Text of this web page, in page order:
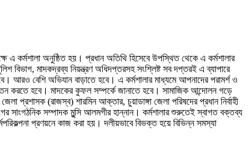
এ কর্মশালা অনুষ্ঠিত হয়। প্রধান অতিথি হিসেবে উপস্থিত থেকে এ কর্মশালার
বিভাগ, মাদকদ্রব্য নিয়ন্ত্রণ অধিদপ্তরসহ সংশ্লিষ্ট সব দপ্তরই এ ব্যাপারে
আরও বেশি অভিযান বাড়াতে হবে। এ কর্মশালার মাধ্যমে আপনাদের পরামর্শ ও
করতে হবে। মাদকের কুফল সম্পর্কে জানাতে হবে। সামাজিক আন্দোলন গড়ে
প্রশাসক (রাজস্ব) শারমিন আক্তার, চুয়াডাঙ্গা জেলা পরিষদের প্রধান নির্বাহী
সাংগঠনিক সম্পাদক মুন্সি আলমগীর হান্নান। কর্মশালার শুরুতেই স্বাগত বক্তব্য
প্রণয়নে কাজ করা হয়। দলীয়ভাবে বিভক্ত হয়ে বিভিন্ন সমস্যা